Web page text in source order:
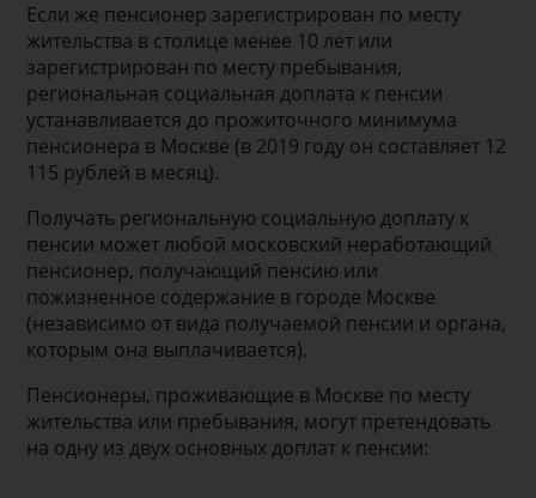
Если же пенсионер зарегистрирован по месту
жительства в столице менее 10 лет или
зарегистрирован по месту пребывания,
региональная социальная доплата к пенсии
устанавливается до прожиточного минимума
пенсионера в Москве (в 2019 году он составляет 12
115 рублей в месяц).
Получать региональную социальную доплату к
пенсии может любой московский неработающий
пенсионер, получающий пенсию или
пожизненное содержание в городе Москве
(независимо от вида получаемой пенсии и органа,
которым она выплачивается).
Пенсионеры, проживающие в Москве по месту
жительства или пребывания, могут претендовать
на одну из двух основных доплат к пенсии: